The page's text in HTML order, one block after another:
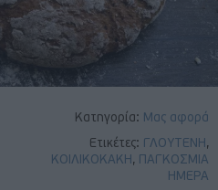
Κατηγορία: Μας αφορά
Ετικέτες:
ΓΛΟΥΤΕΝΗ ,
ΚΟΙΛΙΚΟΚΑΚΗ ,
ΠΑΓΚΟΣΜΙΑ
ΗΜΕΡΑ